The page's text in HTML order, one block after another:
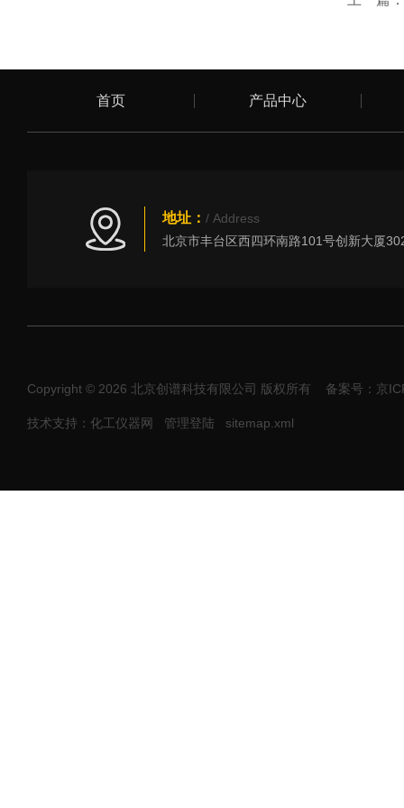
首页 产品中心
地址： / Address
Copyright © 2026 北京创谱科技有限公司 版权所有 备案号：京
技术支持：化工仪器网 管理登陆 sitemap.xml